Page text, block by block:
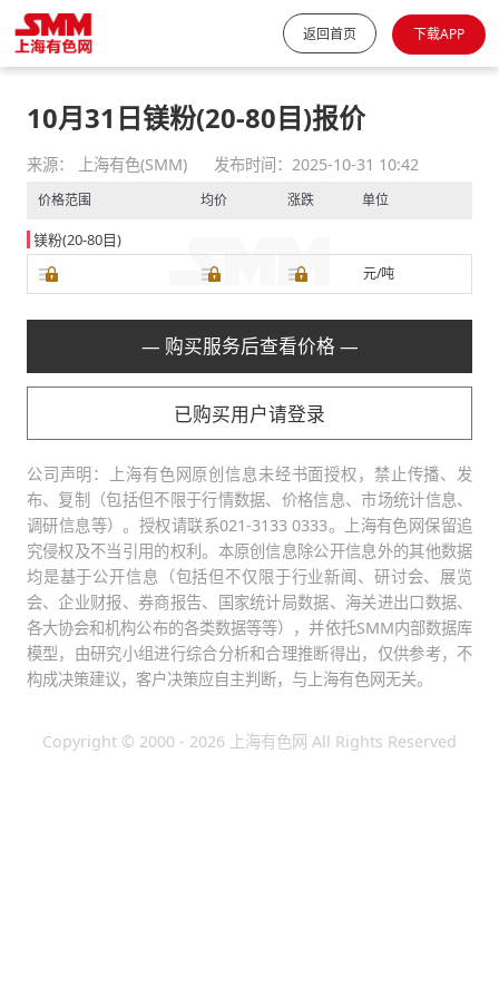
返回首页 下载APP
10月31日镁粉(20-80目)报价
来源： 上海有色(SMM) 发布时间：2025-10-31 10:42
价格范围 均价 涨跌 单位
镁粉(20-80目)
元/吨
— 购买服务后查看价格 —
已购买用户请登录
公司声明：上海有色网原创信息未经书面授权，禁止传播、发
布、复制（包括但不限于行情数据、价格信息、市场统计信息、
调研信息等）。授权请联系021-3133 0333。上海有色网保留追
究侵权及不当引用的权利。本原创信息除公开信息外的其他数据
均是基于公开信息（包括但不仅限于行业新闻、研讨会、展览
会、企业财报、券商报告、国家统计局数据、海关进出口数据、
各大协会和机构公布的各类数据等等），并依托SMM内部数据库
模型，由研究小组进行综合分析和合理推断得出，仅供参考，不
构成决策建议，客户决策应自主判断，与上海有色网无关。
Copyright © 2000 - 2026 上海有色网 All Rights Reserved